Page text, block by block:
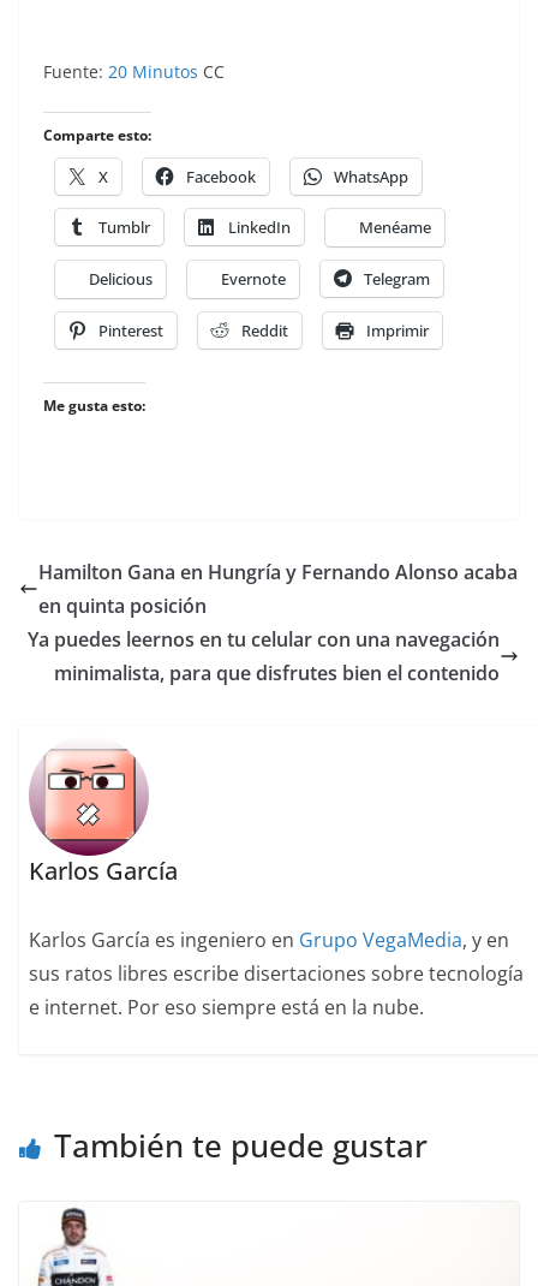
Fuente: 20 Minutos CC
Comparte esto:
X Facebook WhatsApp
Tumblr LinkedIn Menéame
Delicious Evernote Telegram
Pinterest Reddit Imprimir
Me gusta esto:
Hamilton Gana en Hungría y Fernando Alonso acaba
en quinta posición
Ya puedes leernos en tu celular con una navegación
minimalista, para que disfrutes bien el contenido
Karlos García
Karlos García es ingeniero en Grupo VegaMedia, y en
sus ratos libres escribe disertaciones sobre tecnología
e internet. Por eso siempre está en la nube.
También te puede gustar